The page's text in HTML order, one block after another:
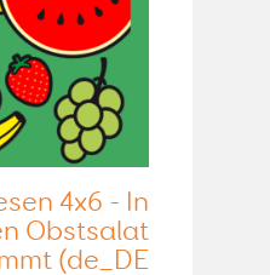
4x6 - In
Obstsalat
(de_DE